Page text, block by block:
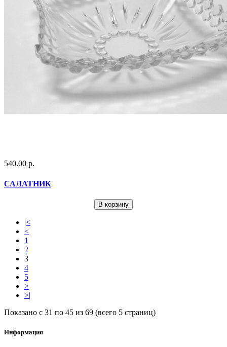
540.00 р.
САЛАТНИК
В корзину
|<
<
1
2
3
4
5
>
>|
Показано с 31 по 45 из 69 (всего 5 страниц)
Информация